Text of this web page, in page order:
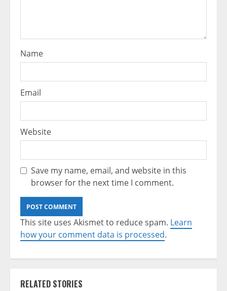
Name
Email
Website
Save my name, email, and website in this
browser for the next time I comment.
This site uses Akismet to reduce spam. Learn
how your comment data is processed.
RELATED STORIES